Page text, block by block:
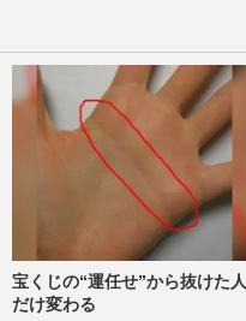
宝くじの“運任せ”から抜けた人
だけ変わる